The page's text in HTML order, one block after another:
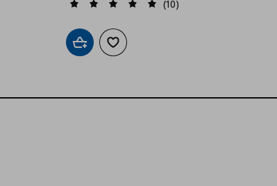
(10)
Προσθήκη στο καλάθι
Προσθήκη στα αγαπημένα